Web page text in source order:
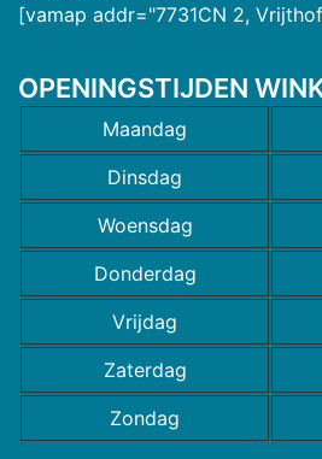
[vamap addr="7731CN 2,
OPENINGSTIJDEN
Maandag
Dinsdag
Woensdag
Donderdag
Vrijdag
Zaterdag
Zondag